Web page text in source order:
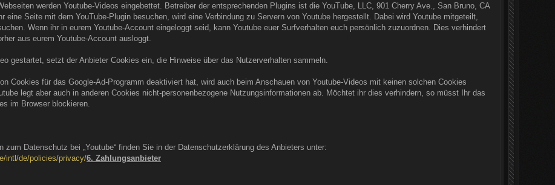
werden Youtube-Videos eingebettet. Betreiber der entsprechenden Plugins ist die YouTube, LLC, 901 Cherry Ave., San Bruno, CA
eine Seite mit dem YouTube-Plugin besuchen, wird eine Verbindung zu Servern von Youtube hergestellt. Dabei wird Youtube mitgeteilt,
Wenn ihr in eurem Youtube-Account eingeloggt seid, kann Youtube euer Surfverhalten euch persönlich zuzuordnen. Dies verhindert
aus eurem Youtube-Account ausloggt.
gestartet, setzt der Anbieter Cookies ein, die Hinweise über das Nutzerverhalten sammeln.
Cookies für das Google-Ad-Programm deaktiviert hat, wird auch beim Anschauen von Youtube-Videos mit keinen solchen Cookies
legt aber auch in anderen Cookies nicht-personenbezogene Nutzungsinformationen ab. Möchtet ihr dies verhindern, so müsst Ihr das
im Browser blockieren.
zum Datenschutz bei „Youtube“ finden Sie in der Datenschutzerklärung des Anbieters unter:
intl/de/policies/privacy/6. Zahlungsanbieter